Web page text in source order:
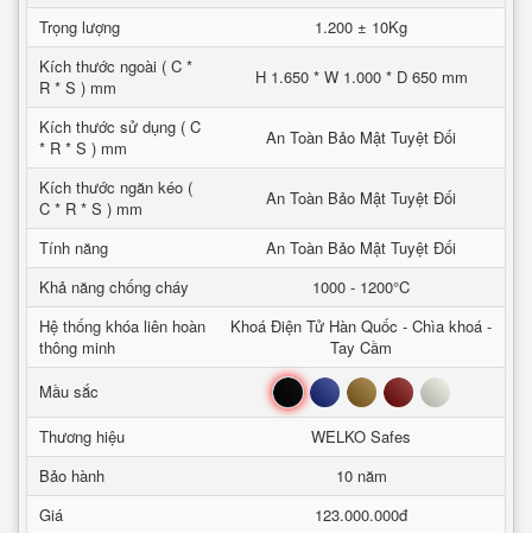
Trọng lượng
1.200 ± 10Kg
Kích thước ngoài ( C *
R * S ) mm
H 1.650 * W 1.000 * D 650 mm
Kích thước sử dụng ( C
* R * S ) mm
An Toàn Bảo Mật Tuyệt Đối
Kích thước ngăn kéo (
C * R * S ) mm
An Toàn Bảo Mật Tuyệt Đối
Tính năng
An Toàn Bảo Mật Tuyệt Đối
Khả năng chống cháy
1000 - 1200°C
Hệ thống khóa liên hoàn
thông minh
Khoá Điện Tử Hàn Quốc - Chìa khoá -
Tay Cầm
Mầu sắc
Đen Xanh Nâu Đỏ Trắng
Thương hiệu
WELKO Safes
Bảo hành
10 năm
Giá
123.000.000đ